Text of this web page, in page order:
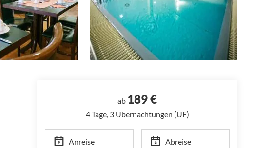
ab 189 €
4 Tage, 3 Übernachtungen (ÜF)
Anreise Abreise